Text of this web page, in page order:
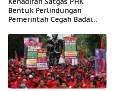
Bentuk Perlindungan
Pemerintah Cegah Badai